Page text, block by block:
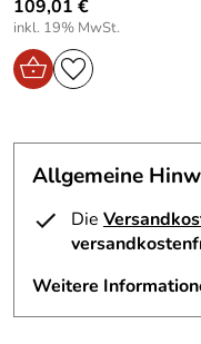
109,01 €
inkl. 19% MwSt.
Allgemeine
Die
Weitere